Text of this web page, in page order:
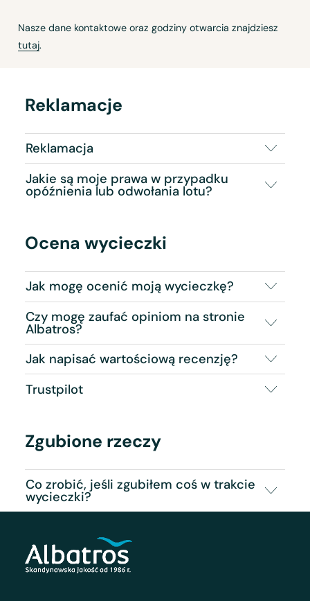
Nasze dane kontaktowe oraz godziny otwarcia znajdziesz
tutaj.
Reklamacje
Reklamacja
Jakie są moje prawa w przypadku
opóźnienia lub odwołania lotu?
Ocena wycieczki
Jak mogę ocenić moją wycieczkę?
Czy mogę zaufać opiniom na stronie
Albatros?
Jak napisać wartościową recenzję?
Trustpilot
Zgubione rzeczy
Co zrobić, jeśli zgubiłem coś w trakcie
wycieczki?